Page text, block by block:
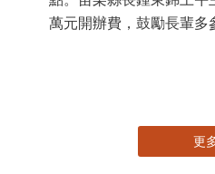
萬元開辦費，鼓勵長輩多
更